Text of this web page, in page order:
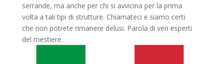
serrande, ma anche per chi si avvicina per la prima
volta a tali tipi di strutture. Chiamateci e siamo certi
che non potrete rimanere delusi. Parola di veri esperti
del mestiere.